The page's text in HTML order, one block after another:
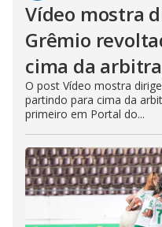
Vídeo mostra
Grêmio
cima da
O post Vídeo mostra
partindo para cima da
primeiro em Portal do...